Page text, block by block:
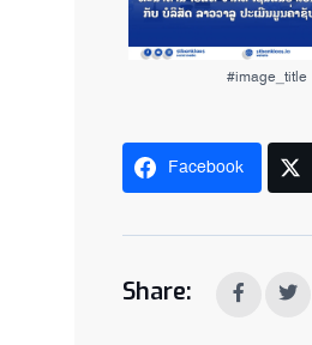
#image_title
Facebook
Share: